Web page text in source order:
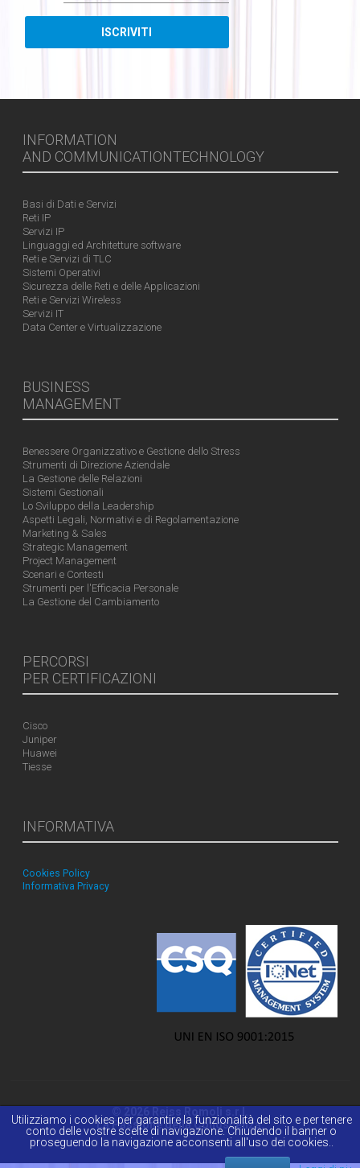
INFORMATION
AND COMMUNICATIONTECHNOLOGY
Basi di Dati e Servizi
Reti IP
Servizi IP
Linguaggi ed Architetture software
Reti e Servizi di TLC
Sistemi Operativi
Sicurezza delle Reti e delle Applicazioni
Reti e Servizi Wireless
Servizi IT
Data Center e Virtualizzazione
BUSINESS
MANAGEMENT
Benessere Organizzativo e Gestione dello Stress
Strumenti di Direzione Aziendale
La Gestione delle Relazioni
Sistemi Gestionali
Lo Sviluppo della Leadership
Aspetti Legali, Normativi e di Regolamentazione
Marketing & Sales
Strategic Management
Project Management
Scenari e Contesti
Strumenti per l'Efficacia Personale
La Gestione del Cambiamento
PERCORSI
PER CERTIFICAZIONI
Cisco
Juniper
Huawei
Tiesse
INFORMATIVA
Cookies Policy
Informativa Privacy
La Passione della Conoscenza.
Utilizziamo i cookies per garantire la funzionalità del sito e per tenere
conto delle vostre scelte di navigazione. Chiudendo il banner o
proseguendo la navigazione acconsenti all'uso dei cookies..